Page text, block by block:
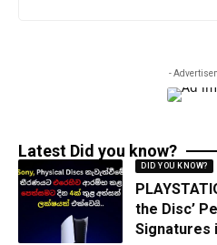
-
Latest Did you know?
DID YOU KNOW?
the Disc’
Signatures